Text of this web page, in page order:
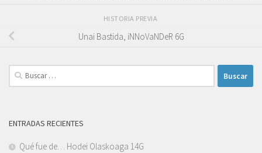
HISTORIA PREVIA
Unai Bastida, iNNoVaNDeR 6G
Buscar:
ENTRADAS RECIENTES
Qué fue de… Hodei Olaskoaga 14G